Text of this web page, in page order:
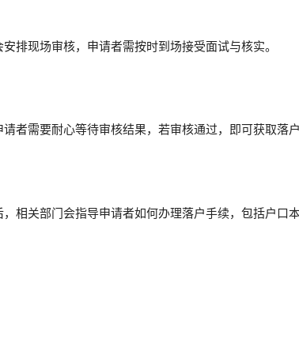
排现场审核，申请者需按时到场接受面试与核实。
者需要耐心等待审核结果，若审核通过，即可获取落户
相关部门会指导申请者如何办理落户手续，包括户口